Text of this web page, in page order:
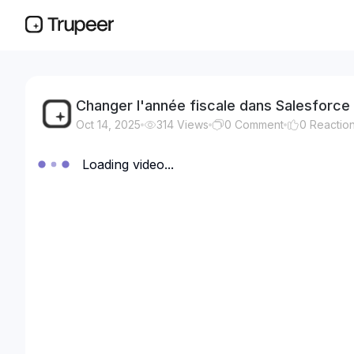
Changer l'année fiscale dans Salesforce
Oct 14, 2025 314 Views 0 Comment 0
Loading video...